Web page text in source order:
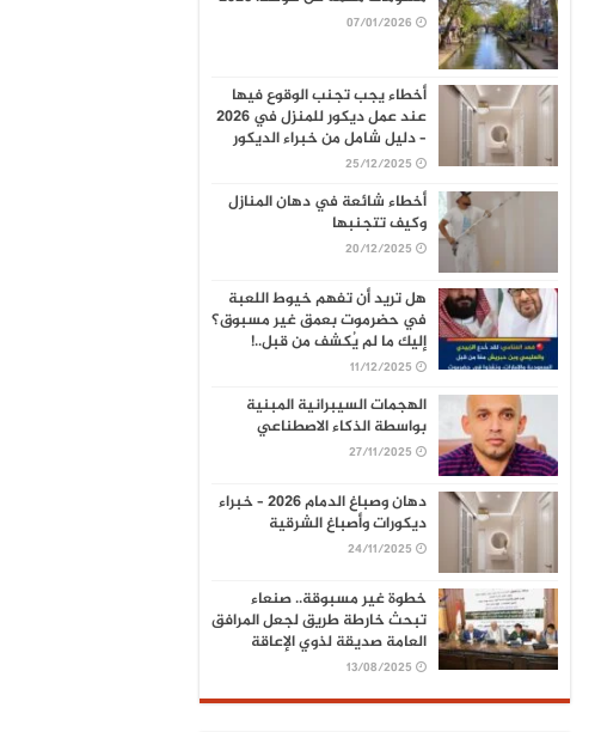
07/01/2026
أخطاء يجب تجنب الوقوع فيها
عند عمل ديكور للمنزل في 2026
– دليل شامل من خبراء الديكور
25/12/2025
أخطاء شائعة في دهان المنازل
وكيف تتجنبها
20/12/2025
هل تريد أن تفهم خيوط اللعبة
في حضرموت بعمق غير مسبوق؟
إليك ما لم يُكشف من قبل..!
11/12/2025
الهجمات السيبرانية المبنية
بواسطة الذكاء الاصطناعي
27/11/2025
دهان وصباغ الدمام 2026 – خبراء
ديكورات وأصباغ الشرقية
24/11/2025
خطوة غير مسبوقة.. صنعاء
تبحث خارطة طريق لجعل المرافق
العامة صديقة لذوي الإعاقة
13/08/2025